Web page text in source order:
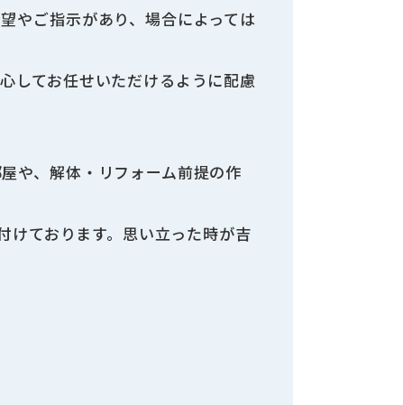
やご指示があり、場合によっては
してお任せいただけるように配慮
や、解体・リフォーム前提の作
ております。思い立った時が吉